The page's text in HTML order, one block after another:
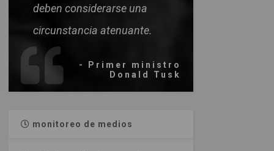
deben considerarse una
circunstancia atenuante.
- Primer ministro
Donald Tusk
monitoreo de medios